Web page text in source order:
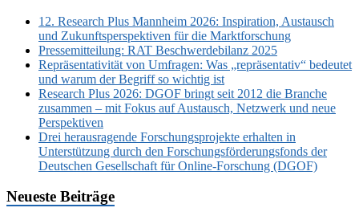
12. Research Plus Mannheim 2026: Inspiration, Austausch
und Zukunftsperspektiven für die Marktforschung
Pressemitteilung: RAT Beschwerdebilanz 2025
Repräsentativität von Umfragen: Was „repräsentativ“ bedeutet
und warum der Begriff so wichtig ist
Research Plus 2026: DGOF bringt seit 2012 die Branche
zusammen – mit Fokus auf Austausch, Netzwerk und neue
Perspektiven
Drei herausragende Forschungsprojekte erhalten in
Unterstützung durch den Forschungsförderungsfonds der
Deutschen Gesellschaft für Online-Forschung (DGOF)
Neueste Beiträge